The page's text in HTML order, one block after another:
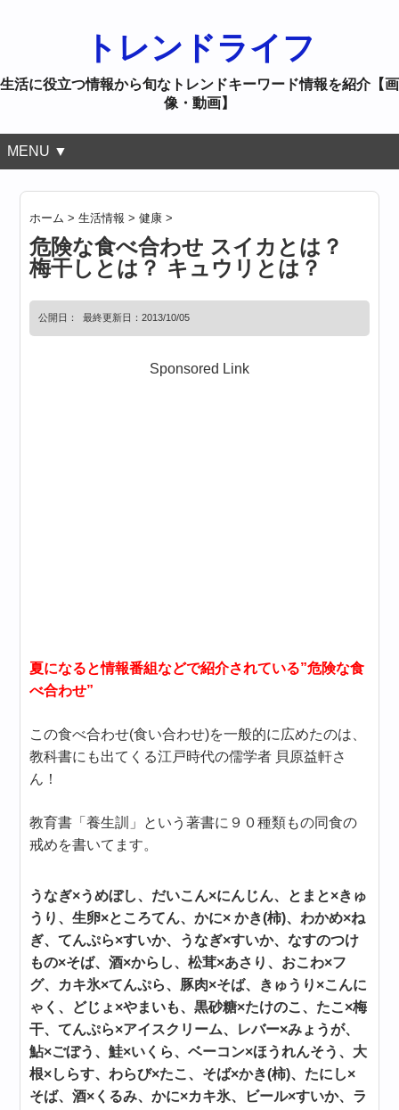
トレンドライフ
生活に役立つ情報から旬なトレンドキーワード情報を紹介【画
像・動画】
MENU ▼
ホーム >生活情報 >健康 >
危険な食べ合わせ スイカとは？
梅干しとは？ キュウリとは？
公開日： 最終更新日：2013/10/05
Sponsored Link
夏になると情報番組などで紹介されている”危険な食
べ合わせ”
この食べ合わせ(食い合わせ)を一般的に広めたのは、
教科書にも出てくる江戸時代の儒学者 貝原益軒さ
ん！
教育書「養生訓」という著書に９０種類もの同食の
戒めを書いてます。
うなぎ×うめぼし、だいこん×にんじん、とまと×きゅ
うり、生卵×ところてん、かに× かき(柿)、わかめ×ね
ぎ、てんぷら×すいか、うなぎ×すいか、なすのつけ
もの×そば、酒×からし、松茸×あさり、おこわ×フ
グ、カキ氷×てんぷら、豚肉×そば、きゅうり×こんに
ゃく、どじょ×やまいも、黒砂糖×たけのこ、たこ×梅
干、てんぷら×アイスクリーム、レバー×みょうが、
鮎×ごぼう、鮭×いくら、ベーコン×ほうれんそう、大
根×しらす、わらび×たこ、そば×かき(柿)、たにし×
そば、酒×くるみ、かに×カキ氷、ビール×すいか、ラ